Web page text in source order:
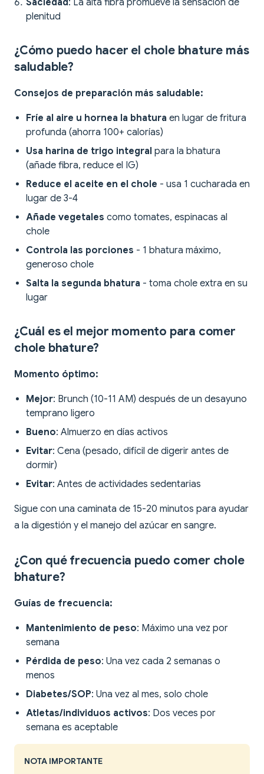
Saciedad: La alta fibra promueve la sensación de
plenitud
¿Cómo puedo hacer el chole bhature más
saludable?
Consejos de preparación más saludable:
Fríe al aire u hornea la bhatura en lugar de fritura
profunda (ahorra 100+ calorías)
Usa harina de trigo integral para la bhatura
(añade fibra, reduce el IG)
Reduce el aceite en el chole - usa 1 cucharada en
lugar de 3-4
Añade vegetales como tomates, espinacas al
chole
Controla las porciones - 1 bhatura máximo,
generoso chole
Salta la segunda bhatura - toma chole extra en su
lugar
¿Cuál es el mejor momento para comer
chole bhature?
Momento óptimo:
Mejor: Brunch (10-11 AM) después de un desayuno
temprano ligero
Bueno: Almuerzo en días activos
Evitar: Cena (pesado, difícil de digerir antes de
dormir)
Evitar: Antes de actividades sedentarias
Sigue con una caminata de 15-20 minutos para ayudar
a la digestión y el manejo del azúcar en sangre.
¿Con qué frecuencia puedo comer chole
bhature?
Guías de frecuencia:
Mantenimiento de peso: Máximo una vez por
semana
Pérdida de peso: Una vez cada 2 semanas o
menos
Diabetes/SOP: Una vez al mes, solo chole
Atletas/individuos activos: Dos veces por
semana es aceptable
NOTA IMPORTANTE